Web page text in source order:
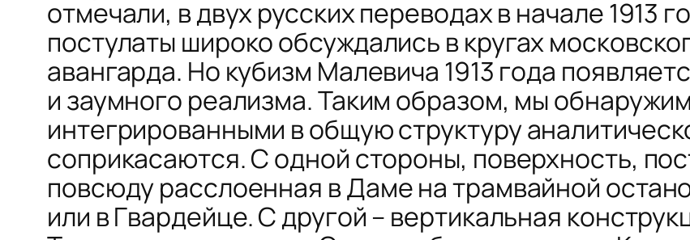
отмечали, в двух русских переводах в начале 1913
постулаты широко обсуждались в кругах
авангарда. Но кубизм Малевича 1913 года
и заумного реализма. Таким образом, мы
интегрированными в общую структуру
соприкасаются. С одной стороны, поверхность,
повсюду расслоенная вДаме на трамвайной
или вГвардейце.С другой – вертикальная